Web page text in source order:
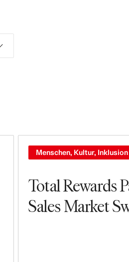
Total Rewards
Sales Market
Menschen, Kultur,